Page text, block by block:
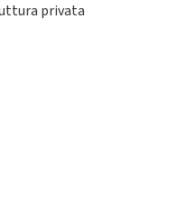
privata